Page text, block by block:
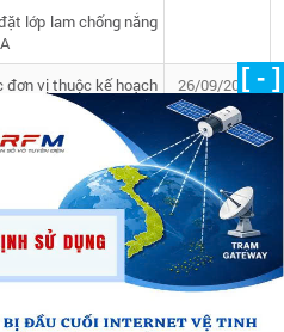
lớp lam chống nắng
đơn vị thuộc kế hoạch
của Cục Tần số vô
năm 2017 của Cục
26/09/2017
toán dự án đầu tư
năm 2017 của Cục
19/09/2017
[ - ]